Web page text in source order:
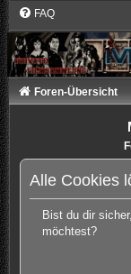
FAQ
Foren-Übersicht
Alle Cookies
Bist du dir
möchtest?